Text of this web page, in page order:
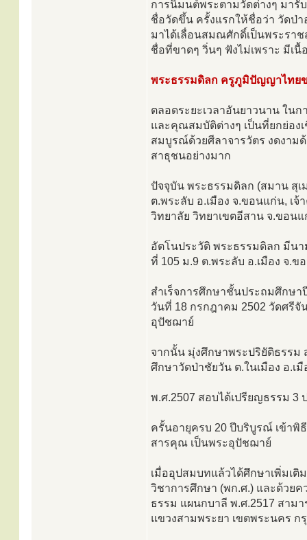
การนิมนต์พระตามวัดต่างๆ มารั
ชื่อวัดขึ้น ครั้งแรกให้ชื่อว่า วัดป่
มาได้เลื่อนสมณศักดิ์เป็นพระรา
ชื่อที่ขาดๆ วิ่นๆ ฟังไม่เพราะ มีเ
พระธรรมดิลก ครูภูมิปัญญาไทย
ตลอดระยะเวลาอันยาวนาน ใน
และคุณสมบัติต่างๆ เป็นที่ยกย่อง
สมบูรณ์ด้วยศีลาจารวัตร งดงาม
สาธุชนอย่างมาก
ปัจจุบัน พระธรรมดิลก (สมาน สุเ
ต.พระลับ อ.เมือง จ.ขอนแก่น, เ
วิทยาลัย วิทยาเขตอีสาน จ.ขอน
อัตโนประวัติ พระธรรมดิลก มีน
ที่ 105 ม.9 ต.พระลับ อ.เมือง จ.
สำเร็จการศึกษาชั้นประถมศึกษา
วันที่ 18 กรกฎาคม 2502 วัดศรีจั
อุปัชฌาย์
จากนั้น มุ่งศึกษาพระปริยัติธรรม
ศึกษาวัดป่าชัยวัน ต.ในเมือง อ.เ
พ.ศ.2507 สอบได้เปรียญธรรม 3
ครั้นอายุครบ 20 ปีบริบูรณ์ เข้าพิ
สารคุณ เป็นพระอุปัชฌาย์
เมื่ออุปสมบทแล้วได้ศึกษาเพิ่มเติ
วิชาการศึกษา (พก.ศ.) และด้วย
ธรรม แผนกบาลี พ.ศ.2517 สาม
แขวงสามพระยา เขตพระนคร ก